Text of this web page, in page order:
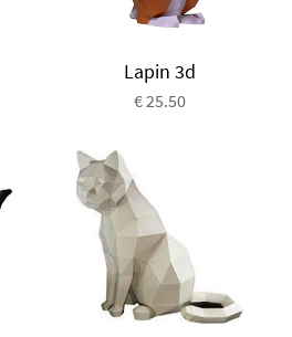
Lapin 3d
€ 25.50